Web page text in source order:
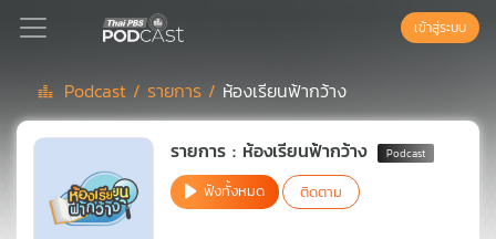
Podcast
เข้าสู่ระบบ
Podcast /รายการ / ห้องเรียนฟ้ากว้าง
รายการ : ห้องเรียนฟ้ากว้าง
ฟังทั้งหมด ติดตาม